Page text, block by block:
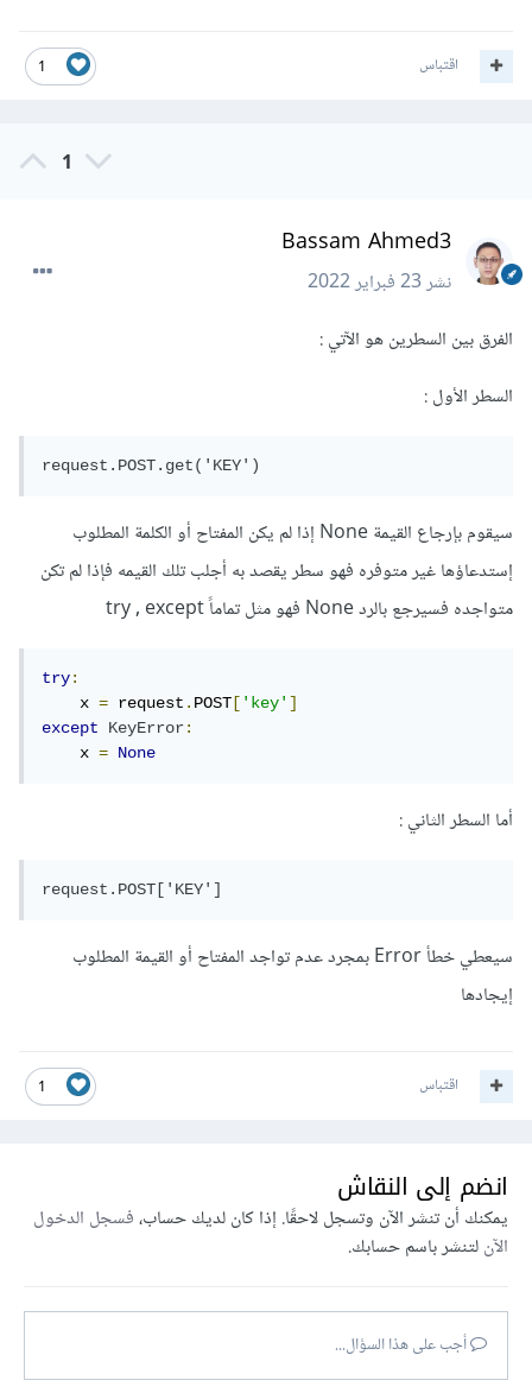
1 اقتباس
1
Bassam Ahmed3
نشر23 فبراير 2022
الفرق بين السطرين هو الآتي :
السطر الأول :
سيقوم بإرجاع القيمة None إذا لم يكن المفتاح أو الكلمة المطلوب
إستدعاؤها غير متوفره فهو سطر يقصد به أجلب تلك القيمه فإذا لم تكن
متواجده فسيرجع بالرد None فهو مثل تماماً try , except
try:
    x
= request.POST ['key']
except
KeyError:
    x
= None
أما السطر الثاني :
request.POST['KEY']
سيعطي خطأ Error بمجرد عدم تواجد المفتاح أو القيمة المطلوب
إيجادها
1 اقتباس
انضم إلى النقاش
يمكنك أن تنشر الآن وتسجل لاحقًا. إذا كان لديك حساب،فسجل الدخول
الآنلتنشر باسم حسابك.
أجب على هذا السؤال...